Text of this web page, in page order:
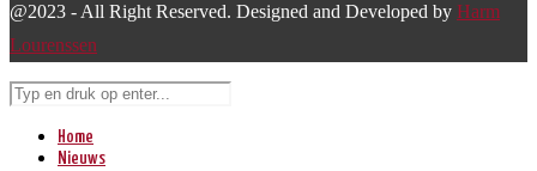
@2023 - All Right Reserved. Designed and Developed by Harm
Lourenssen
Home
Nieuws